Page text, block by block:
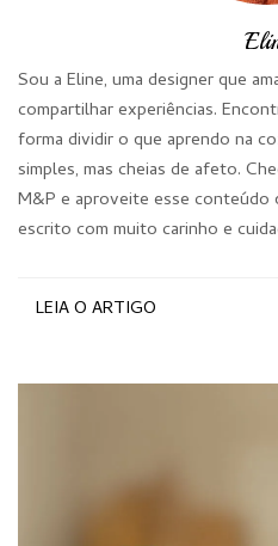
Sou a Eline, uma designer que
compartilhar experiências.
forma dividir o que aprendo na
simples, mas cheias de afeto.
M&P e aproveite esse conteúdo
escrito com muito carinho e
LEIA O ARTIGO